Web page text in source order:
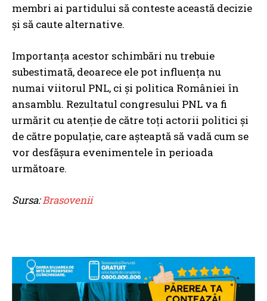
membri ai partidului să conteste această decizie
și să caute alternative.
Importanța acestor schimbări nu trebuie
subestimată, deoarece ele pot influența nu
numai viitorul PNL, ci și politica României în
ansamblu. Rezultatul congresului PNL va fi
urmărit cu atenție de către toți actorii politici și
de către populație, care așteaptă să vadă cum se
vor desfășura evenimentele în perioada
următoare.
Sursa:Brasovenii